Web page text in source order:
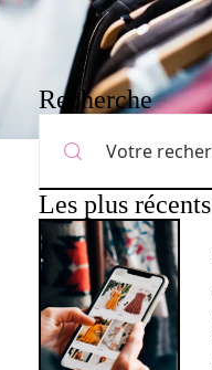
Recherche
Les plus récents